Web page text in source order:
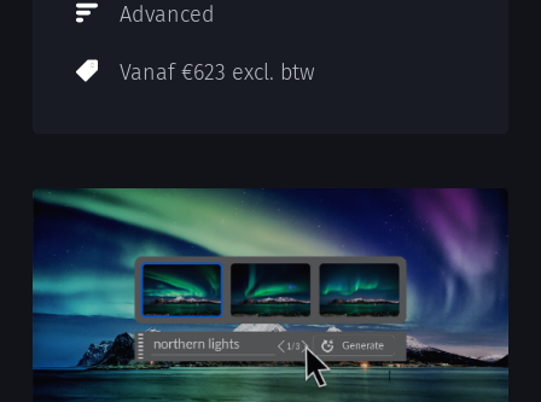
Advanced
Vanaf €623 excl. btw